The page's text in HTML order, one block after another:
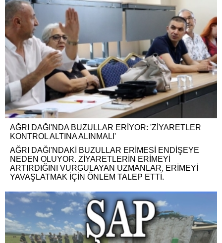
AĞRI DAĞI'NDA BUZULLAR ERİYOR: 'ZİYARETLER
KONTROL ALTINA ALINMALI'
AĞRI DAĞI'NDAKİ BUZULLAR ERİMESİ ENDİŞEYE
NEDEN OLUYOR. ZİYARETLERİN ERİMEYİ
ARTIRDIĞINI VURGULAYAN UZMANLAR, ERİMEYİ
YAVAŞLATMAK İÇİN ÖNLEM TALEP ETTİ.